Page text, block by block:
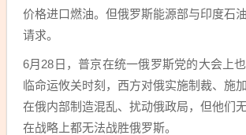
价格进口燃油。但俄罗斯能源部与印度石
请求。
6月28日，普京在统一俄罗斯党的大会上
临命运攸关时刻，西方对俄实施制裁、施
在俄内部制造混乱、扰动俄政局，但他们
在战略上都无法战胜俄罗斯。